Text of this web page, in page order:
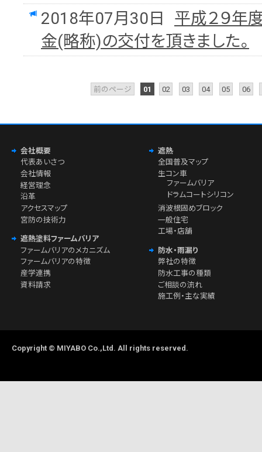
2018年07月30日
平成２９年
金(略称)の交付を頂きました。
前のページ 01 02 03 04 05 06
会社概要
代表あいさつ
会社情報
経営理念
沿革
アクセスマップ
宮防の技術力
遮熱塗料ファームバリア
ファームバリアのメカニズム
ファームバリアの特徴
産学連携
資料請求
遮熱
全国普及マップ
生コン車
ファームバリア
ドラムコートシリコン
消波根固めブロック
一般住宅
工場・店舗
防水・雨漏り
弊社の特徴
防水工事の種類
ご相談の流れ
施工例・主な実績
Copyright © MIYABO Co.,Ltd. All rights reserved.